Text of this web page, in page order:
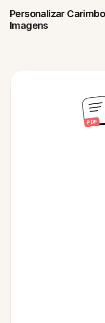
Personalizar
Imagens